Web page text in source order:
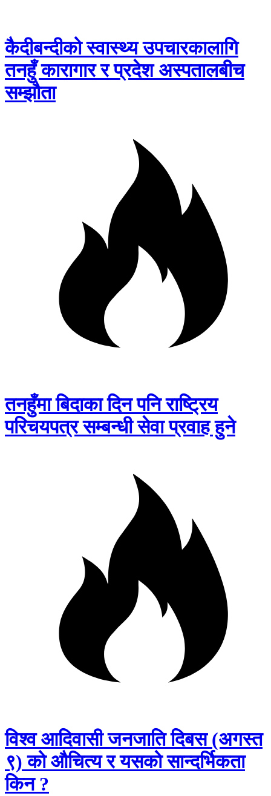
कैदीबन्दीको स्वास्थ्य उपचारकालागि
तनहुँ कारागार र प्रदेश अस्पतालबीच
सम्झौता
तनहुँमा बिदाका दिन पनि राष्ट्रिय
परिचयपत्र सम्बन्धी सेवा प्रवाह हुने
विश्व आदिवासी जनजाति दिबस (अगस्त
९) को औचित्य र यसको सान्दर्भिकता
किन ?